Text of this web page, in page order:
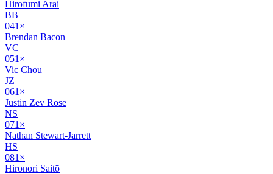
Hirofumi Arai
BB
041 ×
Brendan Bacon
VC
051 ×
Vic Chou
JZ
061 ×
Justin Zev Rose
NS
071 ×
Nathan Stewart-Jarrett
HS
081 ×
Hironori Saitō